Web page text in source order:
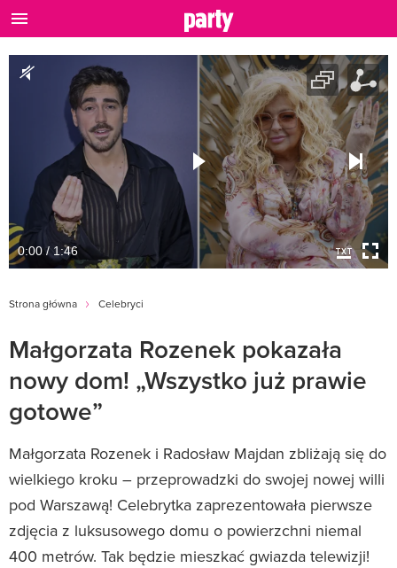
0:00 / 1:46
Strona główna Celebryci
Małgorzata Rozenek pokazała
nowy dom! „Wszystko już prawie
gotowe”
Małgorzata Rozenek i Radosław Majdan zbliżają się do
wielkiego kroku – przeprowadzki do swojej nowej willi
pod Warszawą! Celebrytka zaprezentowała pierwsze
zdjęcia z luksusowego domu o powierzchni niemal
400 metrów. Tak będzie mieszkać gwiazda telewizji!